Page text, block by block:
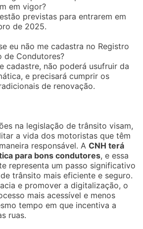
em vigor?
previstas para entrarem em
de 2025.
eu não me cadastra no Registro
de Condutores?
cadastre, não poderá usufruir da
e precisará cumprir os
de renovação.
na legislação de trânsito visam,
a vida dos motoristas que têm
responsável. ACNH terá
para bons condutores, e essa
representa um passo significativo
trânsito mais eficiente e seguro.
e promover a digitalização, o
mais acessível e menos
tempo em que incentiva a
ruas.